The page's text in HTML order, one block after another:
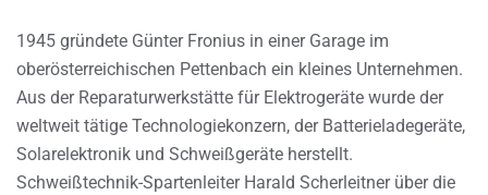
1945 gründete Günter Fronius in einer Garage im
oberösterreichischen Pettenbach ein kleines Unternehmen.
Aus der Reparaturwerkstätte für Elektrogeräte wurde der
weltweit tätige Technologiekonzern, der Batterieladegeräte,
Solarelektronik und Schweißgeräte herstellt.
Schweißtechnik-Spartenleiter Harald Scherleitner über die